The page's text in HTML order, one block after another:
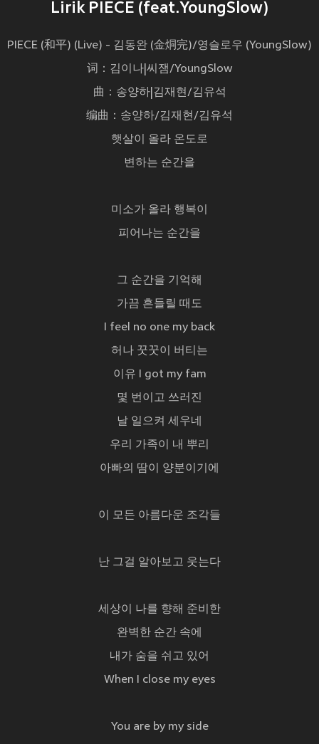
Lirik PIECE (feat.YoungSlow)
PIECE (和平) (Live) - 김동완 (金烔完)/영슬로우 (YoungSlow)
词：김이나|씨잼/YoungSlow
曲：송양하|김재현/김유석
编曲：송양하/김재현/김유석
햇살이 올라 온도로
변하는 순간을
미소가 올라 행복이
피어나는 순간을
그 순간을 기억해
가끔 흔들릴 때도
I feel no one my back
허나 꿋꿋이 버티는
이유 I got my fam
몇 번이고 쓰러진
날 일으켜 세우네
우리 가족이 내 뿌리
아빠의 땀이 양분이기에
이 모든 아름다운 조각들
난 그걸 알아보고 웃는다
세상이 나를 향해 준비한
완벽한 순간 속에
내가 숨을 쉬고 있어
When I close my eyes
You are by my side